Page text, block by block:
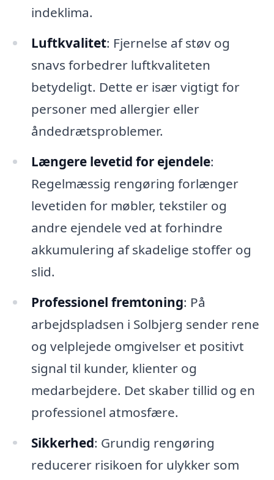
indeklima.
Luftkvalitet: Fjernelse af støv og
snavs forbedrer luftkvaliteten
betydeligt. Dette er især vigtigt for
personer med allergier eller
åndedrætsproblemer.
Længere levetid for ejendele:
Regelmæssig rengøring forlænger
levetiden for møbler, tekstiler og
andre ejendele ved at forhindre
akkumulering af skadelige stoffer og
slid.
Professionel fremtoning: På
arbejdspladsen i Solbjerg sender rene
og velplejede omgivelser et positivt
signal til kunder, klienter og
medarbejdere. Det skaber tillid og en
professionel atmosfære.
Sikkerhed: Grundig rengøring
reducerer risikoen for ulykker som